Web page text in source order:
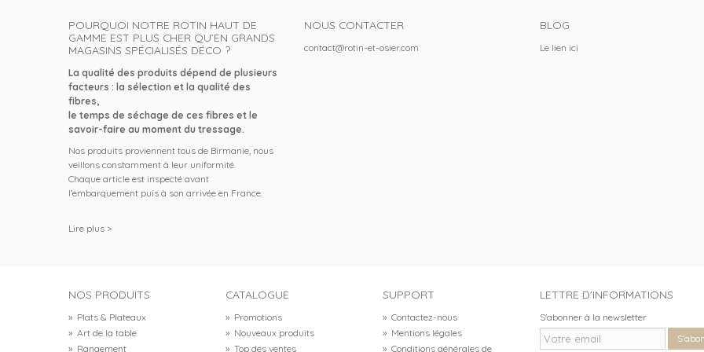
POURQUOI NOTRE ROTIN HAUT DE
GAMME EST PLUS CHER QU’EN GRANDS
MAGASINS SPÉCIALISÉS DÉCO ?
La qualité des produits dépend de plusieurs
facteurs : la sélection et la qualité des
fibres,
le temps de séchage de ces fibres et le
savoir-faire au moment du tressage.
Nos produits proviennent tous de Birmanie, nous
veillons constamment à leur uniformité.
Chaque article est inspecté avant
l’embarquement puis à son arrivée en France.
Lire plus >
NOUS CONTACTER
contact@rotin-et-osier.com
BLOG
Le lien ici
NOS PRODUITS
» Plats & Plateaux
» Art de la table
» Rangement
CATALOGUE
» Promotions
» Nouveaux produits
» Top des ventes
SUPPORT
» Contactez-nous
» Mentions légales
» Conditions générales de
LETTRE D'INFORMATIONS
S'abonner à la newsletter